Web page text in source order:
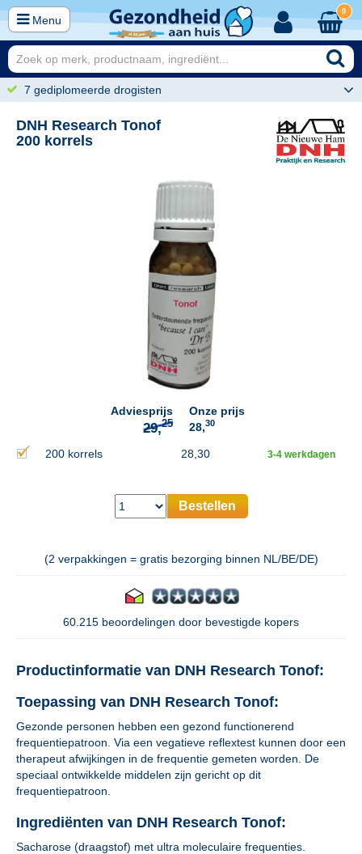
Menu
0
7 gediplomeerde drogisten
DNH Research Tonof
200 korrels
Adviesprijs
Onze prijs
28,30
200 korrels 28,30 3-4 werkdagen
Bestellen
(2 verpakkingen = gratis bezorging binnen NL/BE/DE)
60.215 beoordelingen door bevestigde kopers
Productinformatie van DNH Research Tonof:
Toepassing van DNH Research Tonof:
Gezonde personen hebben een gezond functionerend
frequentiepatroon. Via een vegatieve reflextest kunnen door een
therapeut afwijkingen in de frequentie gemeten worden. De
speciaal ontwikkelde middelen zijn gericht op dit
frequentiepatroon.
Ingrediënten van DNH Research Tonof:
Sacharose (draagstof) met ultra moleculaire frequenties.